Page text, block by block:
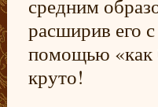
средним
расширив его
помощью «как
круто!